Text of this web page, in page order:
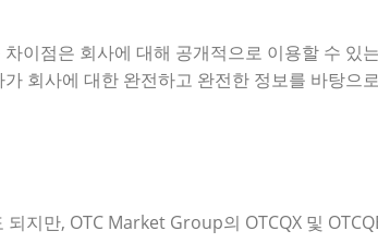
이점은 회사에 대해 공개적으로 이용할 수 있
회사에 대한 완전하고 완전한 정보를 바탕으
지만, OTC Market Group의 OTCQX 및